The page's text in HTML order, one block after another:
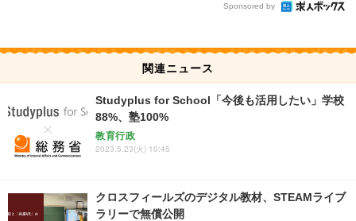
Sponsored by
関連ニュース
Studyplus for School「今後も活用したい」学校
88%、塾100%
教育行政
2023.5.23(火) 10:45
クロスフィールズのデジタル教材、STEAMライブ
ラリーで無償公開